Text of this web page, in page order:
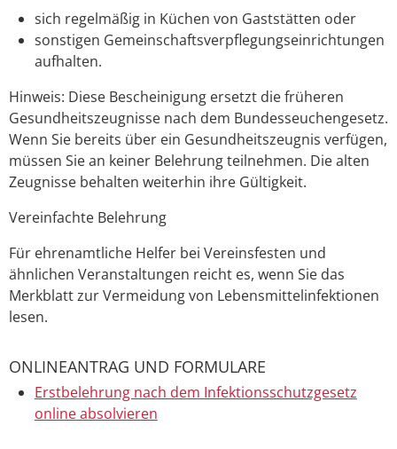
sich regelmäßig in Küchen von Gaststätten oder
sonstigen Gemeinschaftsverpflegungseinrichtungen
aufhalten.
Hinweis: Diese Bescheinigung ersetzt die früheren
Gesundheitszeugnisse nach dem Bundesseuchengesetz.
Wenn Sie bereits über ein Gesundheitszeugnis verfügen,
müssen Sie an keiner Belehrung teilnehmen. Die alten
Zeugnisse behalten weiterhin ihre Gültigkeit.
Vereinfachte Belehrung
Für ehrenamtliche Helfer bei Vereinsfesten und
ähnlichen Veranstaltungen reicht es, wenn Sie das
Merkblatt zur Vermeidung von Lebensmittelinfektionen
lesen.
ONLINEANTRAG UND FORMULARE
Erstbelehrung nach dem Infektionsschutzgesetz
online absolvieren